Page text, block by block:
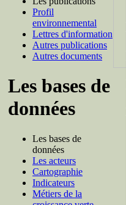
Profil
environnemental
Lettres d'information
Autres publications
Autres documents
Les bases de
données
Les bases de
données
Les acteurs
Cartographie
Indicateurs
Métiers de la